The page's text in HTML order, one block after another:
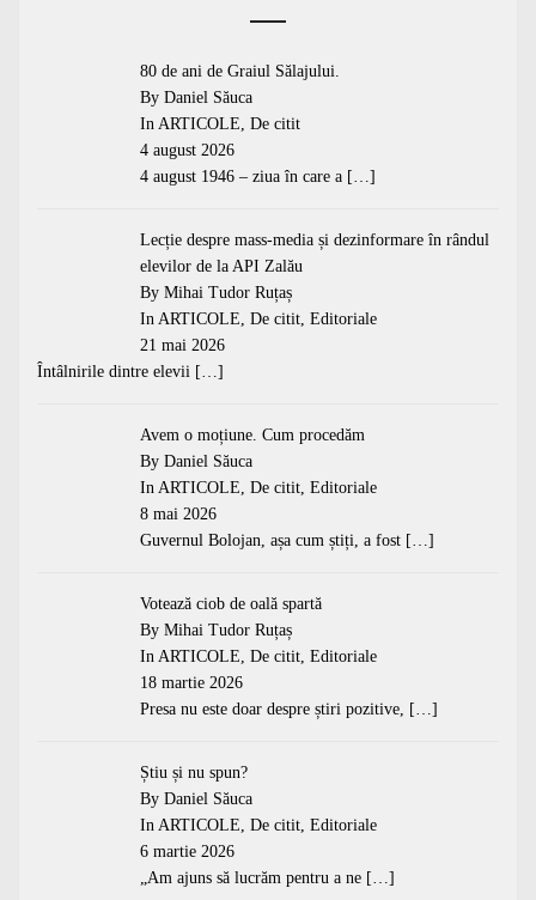
80 de ani de Graiul Sălajului.
By Daniel Săuca
In ARTICOLE, De citit
4 august 2026
4 august 1946 – ziua în care a […]
Lecție despre mass-media și dezinformare în rândul
elevilor de la API Zalău
By Mihai Tudor Ruțaș
In ARTICOLE, De citit, Editoriale
21 mai 2026
Întâlnirile dintre elevii […]
Avem o moțiune. Cum procedăm
By Daniel Săuca
In ARTICOLE, De citit, Editoriale
8 mai 2026
Guvernul Bolojan, așa cum știți, a fost […]
Votează ciob de oală spartă
By Mihai Tudor Ruțaș
In ARTICOLE, De citit, Editoriale
18 martie 2026
Presa nu este doar despre știri pozitive, […]
Știu și nu spun?
By Daniel Săuca
In ARTICOLE, De citit, Editoriale
6 martie 2026
„Am ajuns să lucrăm pentru a ne […]